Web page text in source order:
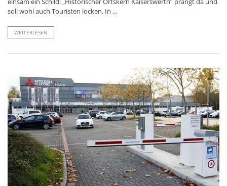
soll wohl auch Touristen locken. In ...
WEITERLESEN